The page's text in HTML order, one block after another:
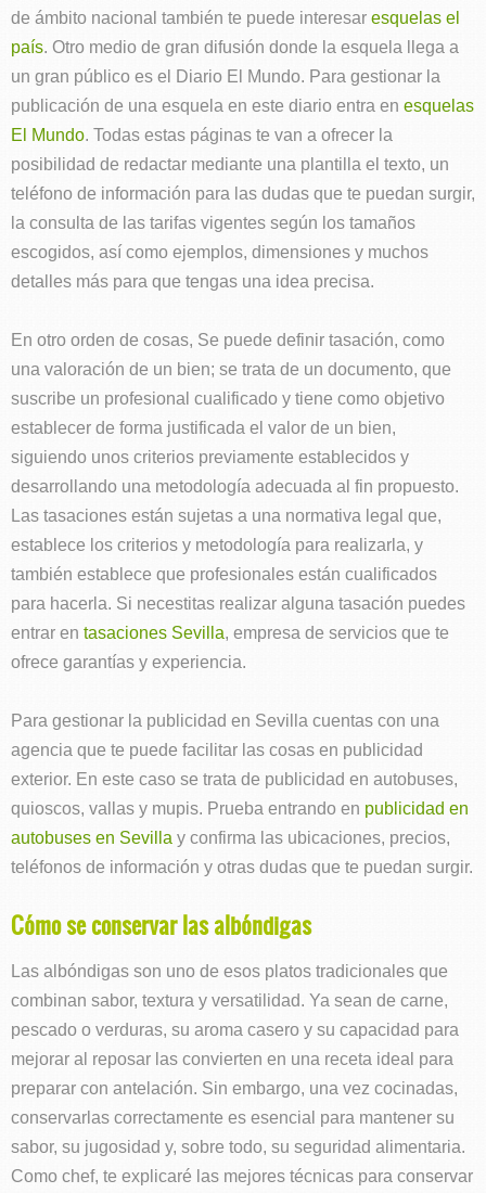
de ámbito nacional también te puede interesar esquelas el
país. Otro medio de gran difusión donde la esquela llega a
un gran público es el Diario El Mundo. Para gestionar la
publicación de una esquela en este diario entra en esquelas
El Mundo. Todas estas páginas te van a ofrecer la
posibilidad de redactar mediante una plantilla el texto, un
teléfono de información para las dudas que te puedan surgir,
la consulta de las tarifas vigentes según los tamaños
escogidos, así como ejemplos, dimensiones y muchos
detalles más para que tengas una idea precisa.
En otro orden de cosas, Se puede definir tasación, como
una valoración de un bien; se trata de un documento, que
suscribe un profesional cualificado y tiene como objetivo
establecer de forma justificada el valor de un bien,
siguiendo unos criterios previamente establecidos y
desarrollando una metodología adecuada al fin propuesto.
Las tasaciones están sujetas a una normativa legal que,
establece los criterios y metodología para realizarla, y
también establece que profesionales están cualificados
para hacerla. Si necestitas realizar alguna tasación puedes
entrar en tasaciones Sevilla, empresa de servicios que te
ofrece garantías y experiencia.
Para gestionar la publicidad en Sevilla cuentas con una
agencia que te puede facilitar las cosas en publicidad
exterior. En este caso se trata de publicidad en autobuses,
quioscos, vallas y mupis. Prueba entrando en publicidad en
autobuses en Sevilla y confirma las ubicaciones, precios,
teléfonos de información y otras dudas que te puedan surgir.
Cómo se conservar las albóndigas
Las albóndigas son uno de esos platos tradicionales que
combinan sabor, textura y versatilidad. Ya sean de carne,
pescado o verduras, su aroma casero y su capacidad para
mejorar al reposar las convierten en una receta ideal para
preparar con antelación. Sin embargo, una vez cocinadas,
conservarlas correctamente es esencial para mantener su
sabor, su jugosidad y, sobre todo, su seguridad alimentaria.
Como chef, te explicaré las mejores técnicas para conservar